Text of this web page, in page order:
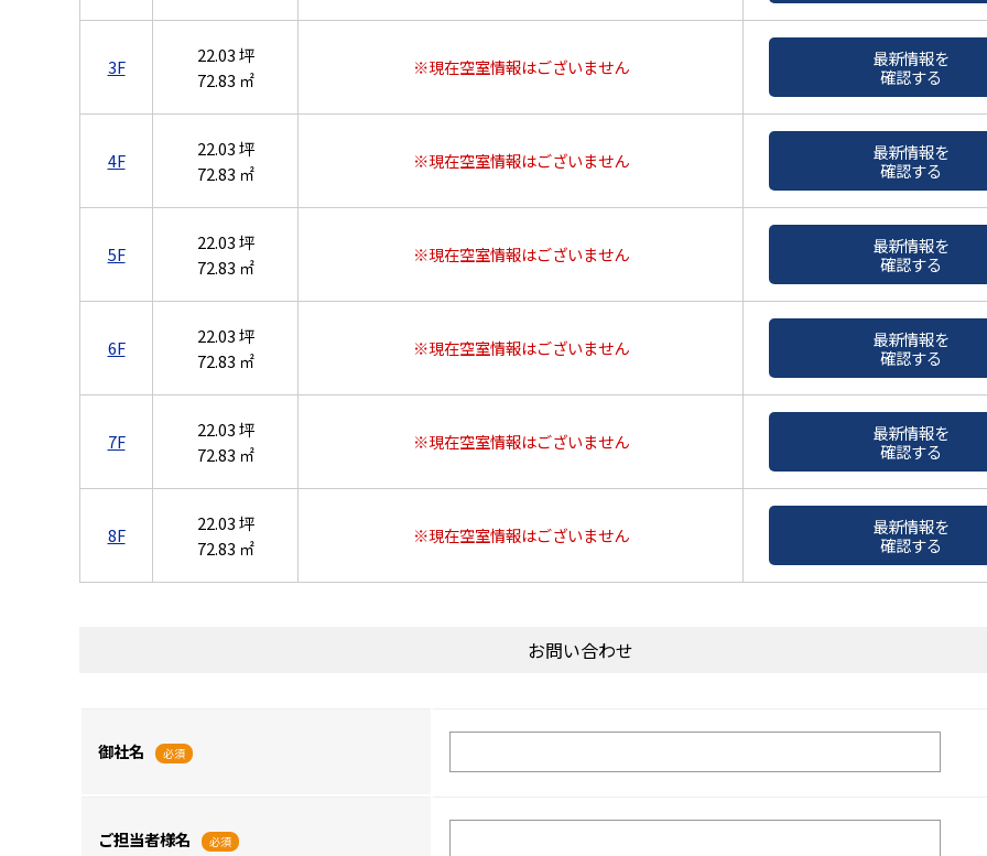
3F
22.03 坪
72.83 ㎡
※現在空室情報はございません
最新情報を
確認する
4F
22.03 坪
72.83 ㎡
※現在空室情報はございません
最新情報を
確認する
5F
22.03 坪
72.83 ㎡
※現在空室情報はございません
最新情報を
確認する
6F
22.03 坪
72.83 ㎡
※現在空室情報はございません
最新情報を
確認する
7F
22.03 坪
72.83 ㎡
※現在空室情報はございません
最新情報を
確認する
8F
22.03 坪
72.83 ㎡
※現在空室情報はございません
最新情報を
確認する
お問い合わせ
御社名 必須
ご担当者様名 必須